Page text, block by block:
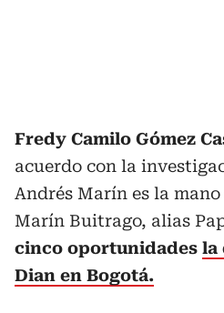
Fredy Camilo Gómez
acuerdo con la
Andrés Marín es la
Marín Buitrago, alias
cinco oportunidades la
Dian en Bogotá.